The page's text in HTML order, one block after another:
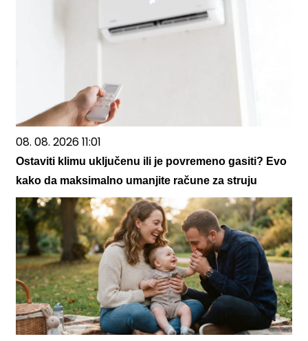
08. 08. 2026 11:01
Ostaviti klimu uključenu ili je povremeno gasiti? Evo
kako da maksimalno umanjite račune za struju